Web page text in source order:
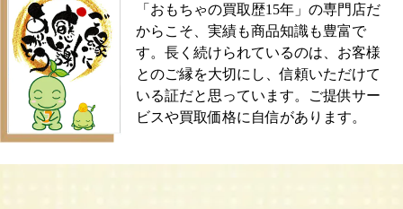
「おもちゃの買取歴15年」の専門店だ
からこそ、実績も商品知識も豊富で
す。長く続けられているのは、お客様
とのご縁を大切にし、信頼いただけて
いる証だと思っています。ご提供サー
ビスや買取価格に自信があります。